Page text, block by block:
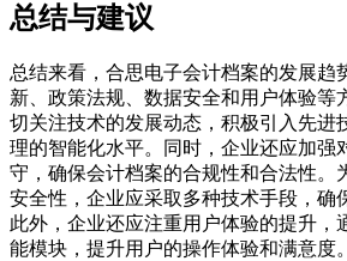
总结与建议
总结来看，合思电子会计档案的发展趋
新、政策法规、数据安全和用户体验等
切关注技术的发展动态，积极引入先进
理的智能化水平。同时，企业还应加强
守，确保会计档案的合规性和合法性。
安全性，企业应采取多种技术手段，确
此外，企业还应注重用户体验的提升，
能模块，提升用户的操作体验和满意度